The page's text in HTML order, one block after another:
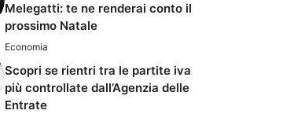
Melegatti: te ne renderai conto il
prossimo Natale
Economia
Scopri se rientri tra le partite iva
più controllate dall’Agenzia delle
Entrate